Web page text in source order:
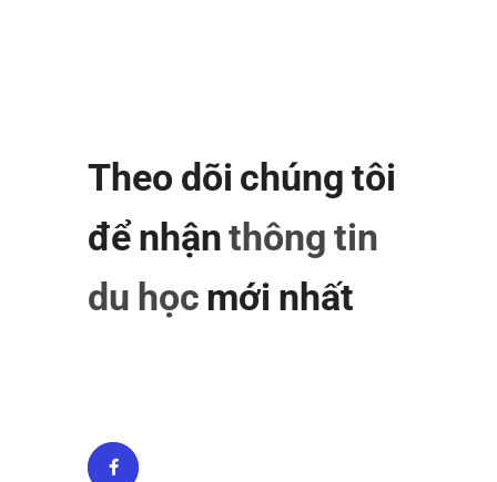
Theo dõi chúng tôi
để nhậnthông tin
du học mới nhất